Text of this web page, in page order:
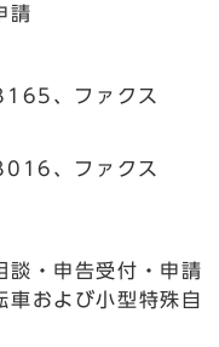
請
、ファクス
、ファクス
談・申告受付・申請
車および小型特殊自